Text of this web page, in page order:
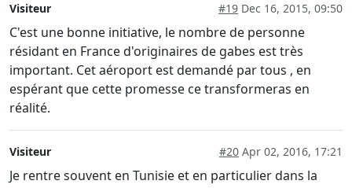
Visiteur #19 Dec 16, 2015, 09:50
C'est une bonne initiative, le nombre de personne
résidant en France d'originaires de gabes est très
important. Cet aéroport est demandé par tous , en
espérant que cette promesse ce transformeras en
réalité.
Visiteur #20 Apr 02, 2016, 17:21
Je rentre souvent en Tunisie et en particulier dans la